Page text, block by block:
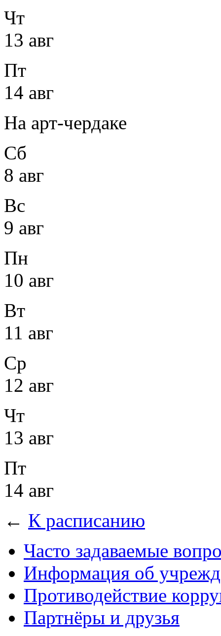
Чт
13 авг
Пт
14 авг
На арт-чердаке
Сб
8 авг
Вс
9 авг
Пн
10 авг
Вт
11 авг
Ср
12 авг
Чт
13 авг
Пт
14 авг
← К расписанию
Часто задаваемые
Информация об
Противодействие
Партнёры и друзья